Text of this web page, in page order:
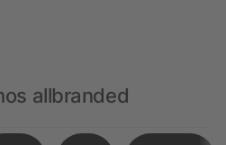
allbranded